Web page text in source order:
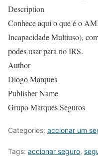
Description
Conhece aqui o que é o
Incapacidade Multiuso),
podes usar para no IRS.
Author
Diogo Marques
Publisher Name
Grupo Marques Seguros
Categories: accionar um
Tags: accionar seguro,